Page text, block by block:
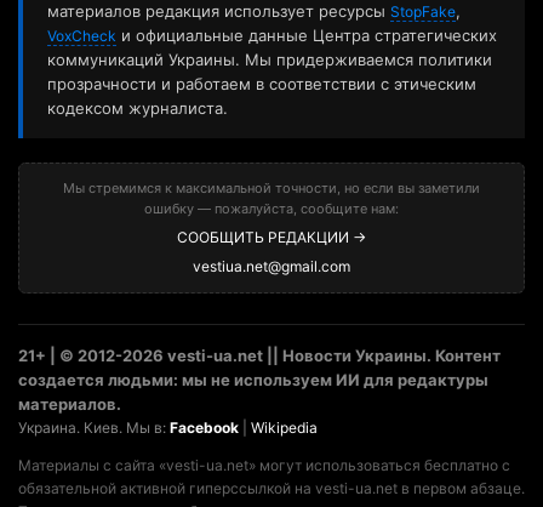
материалов редакция использует ресурсы StopFake,
VoxCheck и официальные данные Центра стратегических
коммуникаций Украины. Мы придерживаемся политики
прозрачности и работаем в соответствии с этическим
кодексом журналиста.
Мы стремимся к максимальной точности, но если вы заметили
ошибку — пожалуйста, сообщите нам:
СООБЩИТЬ РЕДАКЦИИ →
vestiua.net@gmail.com
21+ | © 2012-2026 vesti-ua.net || Новости Украины. Контент
создается людьми: мы не используем ИИ для редактуры
материалов.
Украина. Киев. Мы в: Facebook Wikipedia
Материалы с сайта «vesti-ua.net» могут использоваться бесплатно с
обязательной активной гиперссылкой на vesti-ua.net в первом абзаце.